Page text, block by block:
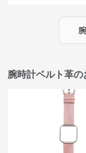
腕時計ベルト革